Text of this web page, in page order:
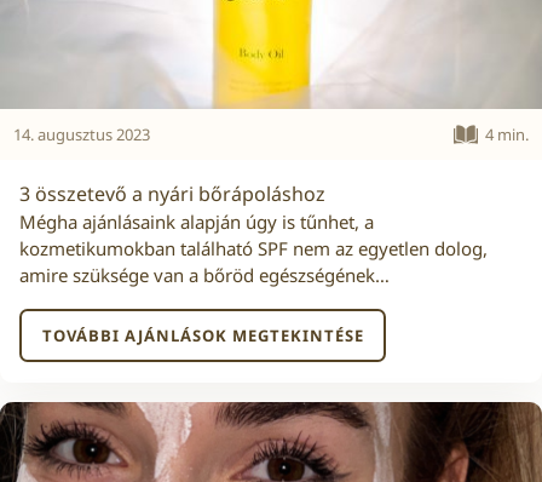
14. augusztus 2023 4 min.
3 összetevő a nyári bőrápoláshoz
Mégha ajánlásaink alapján úgy is tűnhet, a
kozmetikumokban található SPF nem az egyetlen dolog,
amire szüksége van a bőröd egészségének…
TOVÁBBI AJÁNLÁSOK MEGTEKINTÉSE